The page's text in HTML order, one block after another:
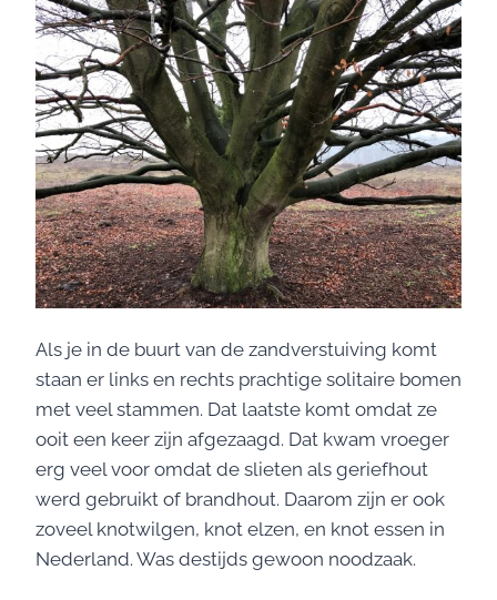
Als je in de buurt van de zandverstuiving komt
staan er links en rechts prachtige solitaire bomen
met veel stammen. Dat laatste komt omdat ze
ooit een keer zijn afgezaagd. Dat kwam vroeger
erg veel voor omdat de slieten als geriefhout
werd gebruikt of brandhout. Daarom zijn er ook
zoveel knotwilgen, knot elzen, en knot essen in
Nederland. Was destijds gewoon noodzaak.